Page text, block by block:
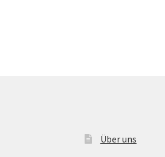
Über uns